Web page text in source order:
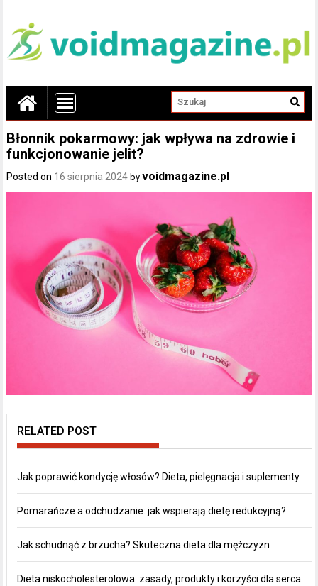
Błonnik pokarmowy: jak wpływa na zdrowie i
funkcjonowanie jelit?
Posted on 16 sierpnia 2024 byvoidmagazine.pl
RELATED POST
Jak poprawić kondycję włosów? Dieta, pielęgnacja i suplementy
Pomarańcze a odchudzanie: jak wspierają dietę redukcyjną?
Jak schudnąć z brzucha? Skuteczna dieta dla mężczyzn
Dieta niskocholesterolowa: zasady, produkty i korzyści dla serca